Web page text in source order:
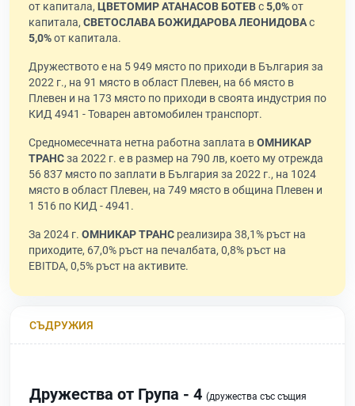
от капитала, ЦВЕТОМИР АТАНАСОВ БОТЕВс5,0%от
капитала, СВЕТОСЛАВА БОЖИДАРОВА ЛЕОНИДОВАс
5,0%от капитала.
Дружеството е на 5 949 място по приходи в България за
2022 г., на 91 място в област Плевен, на 66 място в
Плевен и на 173 място по приходи в своята индустрия по
КИД 4941 - Товарен автомобилен транспорт.
Средномесечната нетна работна заплата вОМНИКАР
ТРАНСза 2022 г. е в размер на 790 лв, което му отрежда
56 837 място по заплати в България за 2022 г., на 1024
място в област Плевен, на 749 място в община Плевен и
1 516 по КИД - 4941.
За 2024 г. ОМНИКАР ТРАНС реализира 38,1% ръст на
приходите, 67,0% ръст на печалбата, 0,8% ръст на
EBITDA, 0,5% ръст на активите.
СЪДРУЖИЯ
Дружества от Група - 4 (дружества със същия